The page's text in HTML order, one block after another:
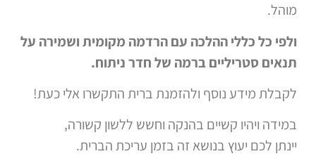
מוהל.
ולפי כל כללי ההלכה עם הרדמה מקומית ושמירה על
תנאים סטריליים ברמה של חדר ניתוח.
לקבלת מידע נוסף ולהזמנת ברית התקשרו אלי כעת!
במידה ויהיו קשיים בהנקה וחשש ללשון קשורה,
יינתן לכם יעוץ בנושא זה בזמן עריכת הברית.